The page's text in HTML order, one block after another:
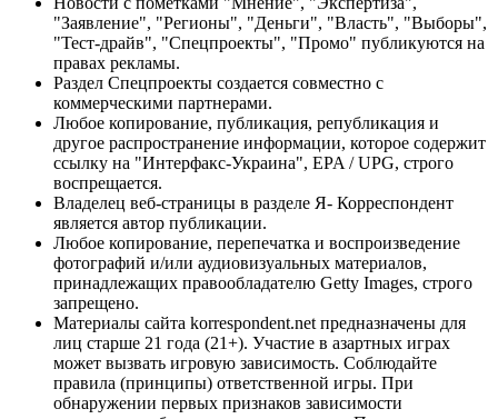
"Заявление", "Регионы", "Деньги", "Власть", "Выборы",
"Тест-драйв", "Спецпроекты", "Промо" публикуются на
правах рекламы.
Раздел Спецпроекты создается совместно с
коммерческими партнерами.
Любое копирование, публикация, републикация и
другое распространение информации, которое содержит
ссылку на "Интерфакс-Украина", EPA / UPG, строго
воспрещается.
Владелец веб-страницы в разделе Я- Корреспондент
является автор публикации.
Любое копирование, перепечатка и воспроизведение
фотографий и/или аудиовизуальных материалов,
принадлежащих правообладателю Getty Images, строго
запрещено.
Материалы сайта korrespondent.net предназначены для
лиц старше 21 года (21+). Участие в азартных играх
может вызвать игровую зависимость. Соблюдайте
правила (принципы) ответственной игры. При
обнаружении первых признаков зависимости